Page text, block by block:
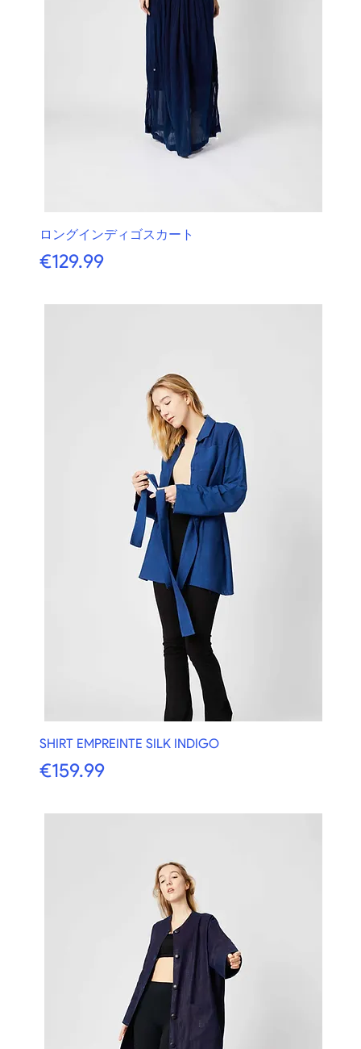
ロングインディゴスカート
価格
€129.99
SHIRT EMPREINTE SILK INDIGO
価格
€159.99